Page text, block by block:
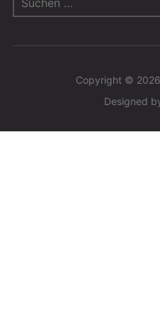
nach:
Copyright ©
Designed